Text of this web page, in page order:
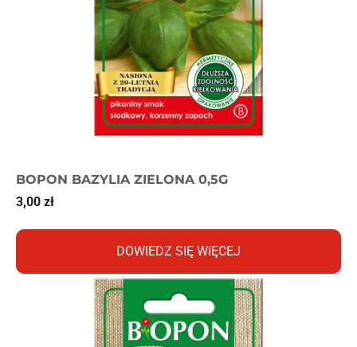
BOPON BAZYLIA ZIELONA 0,5G
3,00 zł
DOWIEDZ SIĘ WIĘCEJ